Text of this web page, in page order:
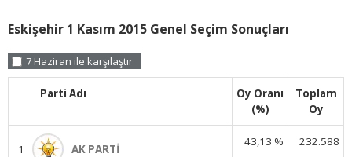
Eskişehir 1 Kasım 2015 Genel Seçim Sonuçları
7 Haziran ile karşılaştır
Parti Adı
Oy Oranı
(%)
Toplam
Oy
1 AK PARTİ
43,13 % 232.588